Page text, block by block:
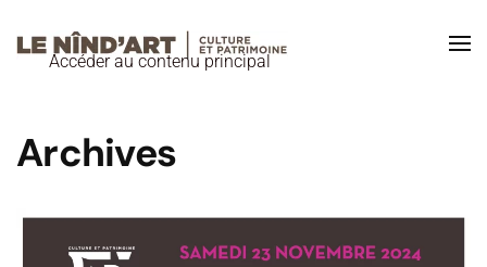
Accéder au contenu principal
Archives